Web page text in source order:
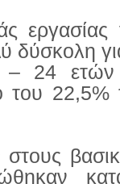
εργασίας
δύσκολη
24 ετών
του 22,5%